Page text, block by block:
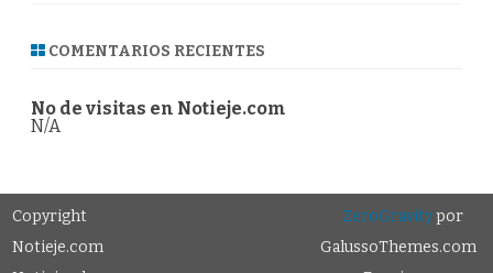
COMENTARIOS RECIENTES
No de visitas en Notieje.com
N/A
Copyright
Notieje.com
ZeroGravitypor
GalussoThemes.com